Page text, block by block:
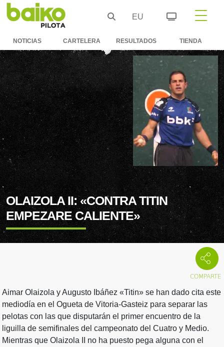
EU
NOTICIAS CARTELERA RESULTADOS TIENDA
OLAIZOLA II: «CONTRA TITIN
EMPEZARE CALIENTE»
Aimar Olaizola y Augusto Ibáñez «Titin» se han dado cita este
mediodía en el Ogueta de Vitoria-Gasteiz para separar las
pelotas con las que disputarán el primer encuentro de la
liguilla de semifinales del campeonato del Cuatro y Medio.
Mientras que Olaizola II no ha puesto pega alguna con el